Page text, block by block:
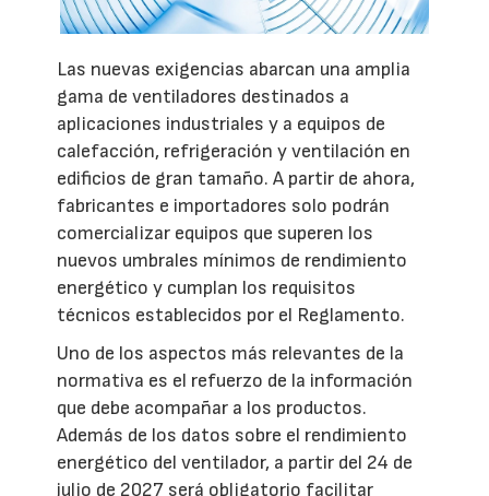
Las nuevas exigencias abarcan una amplia
gama de ventiladores destinados a
aplicaciones industriales y a equipos de
calefacción, refrigeración y ventilación en
edificios de gran tamaño. A partir de ahora,
fabricantes e importadores solo podrán
comercializar equipos que superen los
nuevos umbrales mínimos de rendimiento
energético y cumplan los requisitos
técnicos establecidos por el Reglamento.
Uno de los aspectos más relevantes de la
normativa es el refuerzo de la información
que debe acompañar a los productos.
Además de los datos sobre el rendimiento
energético del ventilador, a partir del 24 de
julio de 2027 será obligatorio facilitar